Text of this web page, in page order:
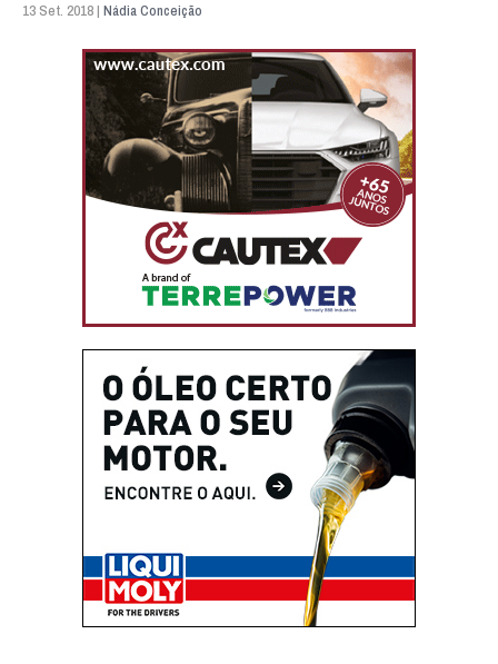
13 Set. 2018 | Nádia Conceição